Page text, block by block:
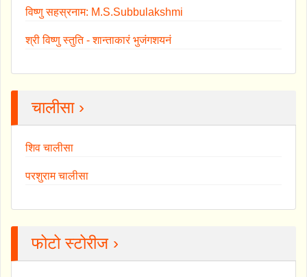
विष्णु सहस्रनाम: M.S.Subbulakshmi
श्री विष्णु स्तुति - शान्ताकारं भुजंगशयनं
चालीसा ›
शिव चालीसा
परशुराम चालीसा
फोटो स्टोरीज ›